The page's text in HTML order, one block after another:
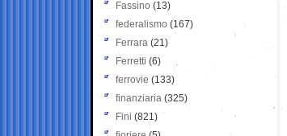
Fassino (13)
federalismo (167)
Ferrara (21)
Ferretti (6)
ferrovie (133)
finanziaria (325)
Fini (821)